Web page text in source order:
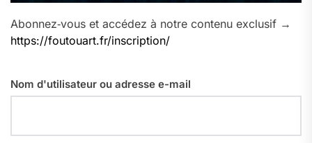
Abonnez‑vous et accédez à notre contenu exclusif →
https://foutouart.fr/inscription/
Nom d'utilisateur ou adresse e-mail